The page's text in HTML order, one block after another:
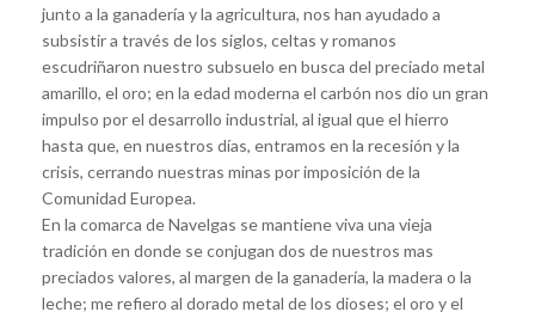
junto a la ganadería y la agricultura, nos han ayudado a
subsistir a través de los siglos, celtas y romanos
escudriñaron nuestro subsuelo en busca del preciado metal
amarillo, el oro; en la edad moderna el carbón nos dio un gran
impulso por el desarrollo industrial, al igual que el hierro
hasta que, en nuestros días, entramos en la recesión y la
crisis, cerrando nuestras minas por imposición de la
Comunidad Europea.
En la comarca de Navelgas se mantiene viva una vieja
tradición en donde se conjugan dos de nuestros mas
preciados valores, al margen de la ganadería, la madera o la
leche; me refiero al dorado metal de los dioses; el oro y el